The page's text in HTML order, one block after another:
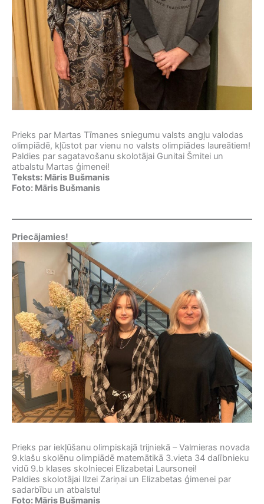
Prieks par Martas Tīmanes sniegumu valsts angļu valodas
olimpiādē, kļūstot par vienu no valsts olimpiādes laureātiem!
Paldies par sagatavošanu skolotājai Gunitai Šmitei un
atbalstu Martas ģimenei!
Teksts: Māris Bušmanis
Foto: Māris Bušmanis
Priecājamies!
Prieks par iekļūšanu olimpiskajā trijniekā – Valmieras novada
9.klašu skolēnu olimpiādē matemātikā 3.vieta 34 dalībnieku
vidū 9.b klases skolniecei Elizabetai Laursonei!
Paldies skolotājai Ilzei Zariņai un Elizabetas ģimenei par
sadarbību un atbalstu!
Foto: Māris Bušmanis